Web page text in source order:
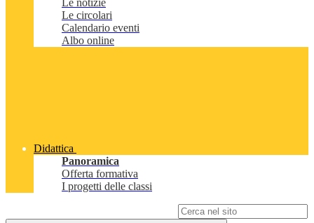
Le notizie
Le circolari
Calendario eventi
Albo online
Didattica
Panoramica
Offerta formativa
I progetti delle classi